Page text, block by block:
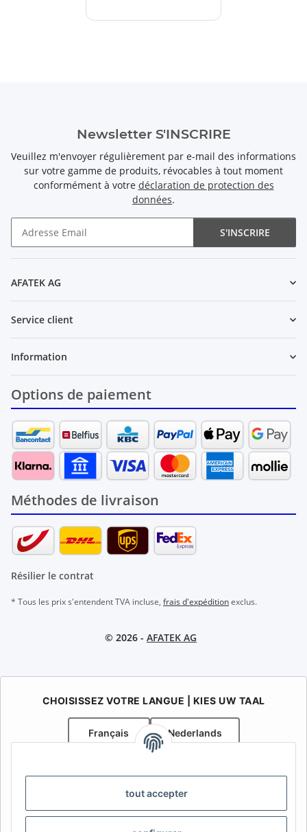
tout accepter
Newsletter S'INSCRIRE
Veuillez m'envoyer régulièrement par e-mail des informations
sur votre gamme de produits, révocables à tout moment
conformément à votre déclaration de protection des
données.
S'INSCRIRE
AFATEK AG
Service client
Information
Options de paiement
Méthodes de livraison
Résilier le contrat
* Tous les prix s'entendent TVA incluse, frais d'expéditionexclus.
© 2026 - AFATEK AG
CHOISISSEZ VOTRE LANGUE | KIES UW TAAL
Français Nederlands
specialist in onderdelen voor aanhangwagens
Contact:info@afatek.com